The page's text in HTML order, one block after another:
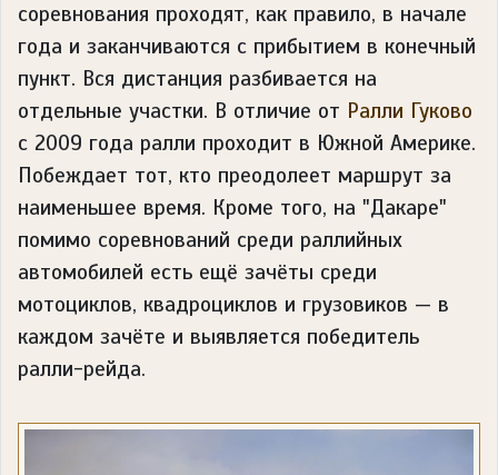
соревнования проходят, как правило, в начале
года и заканчиваются с прибытием в конечный
пункт. Вся дистанция разбивается на
отдельные участки. В отличие от Ралли Гуково
с 2009 года ралли проходит в Южной Америке.
Побеждает тот, кто преодолеет маршрут за
наименьшее время. Кроме того, на "Дакаре"
помимо соревнований среди раллийных
автомобилей есть ещё зачёты среди
мотоциклов, квадроциклов и грузовиков — в
каждом зачёте и выявляется победитель
ралли-рейда.